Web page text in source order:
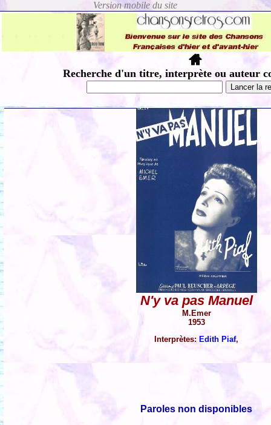
Recherche d'un titre, interprète ou auteur
N'y va pas Manuel
M.Emer
1953
Interprètes: Edith Piaf,
Paroles non disponibles